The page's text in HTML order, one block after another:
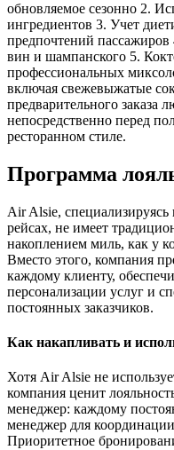
обновляемое сезонно 2.
ингредиентов 3. Учет
предпочтений
вин и шампанского 5.
профессиональных
включая свежевыжатые
предварительного заказа
непосредственно перед
ресторанном стиле.
Программа
Air Alsie,
рейсах, не имеет
накоплением миль, как у
Вместо этого, компания
каждому клиенту,
персонализации услуг и
постоянных заказчиков.
Как накапливать и
Хотя Air Alsie не
компания ценит
менеджер: каждому
менеджер для
Приоритетное